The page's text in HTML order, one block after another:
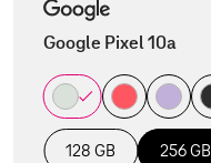
Google Pixel 10a
128 GB 256 GB